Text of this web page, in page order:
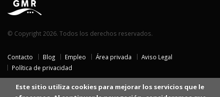
© Copyright 2026. Todos los derechos reservados.
Contacto Blog Empleo Área privada
Aviso Legal
Política de privacidad
Este sitio utiliza cookies para mejorar los servicios que le